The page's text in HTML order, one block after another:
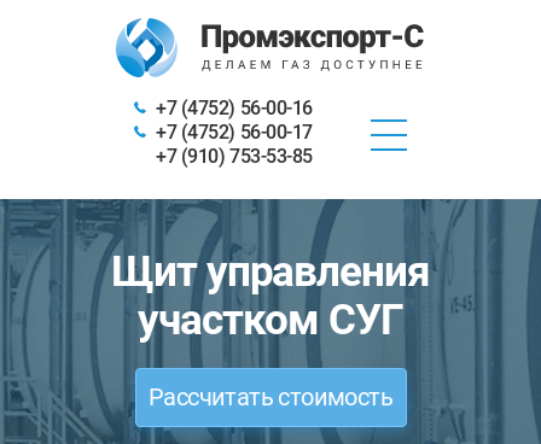
+7 (4752) 56-00-16
+7 (4752) 56-00-17
+7 (910) 753-53-85
Щит управления
участком СУГ
Рассчитать стоимость